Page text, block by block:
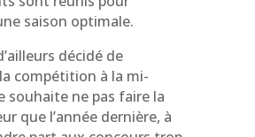
saison optimale.
décidé de
compétition à la mi-
souhaite ne pas faire la
que l’année dernière, à